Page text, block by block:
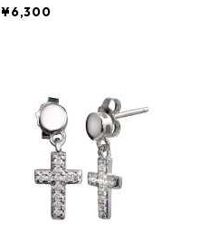
¥6,300